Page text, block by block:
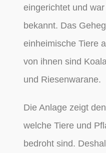
eingerichtet und
bekannt. Das
einheimische Tiere
von ihnen sind
und Riesenwarane.
Die Anlage zeigt
welche Tiere und
bedroht sind.